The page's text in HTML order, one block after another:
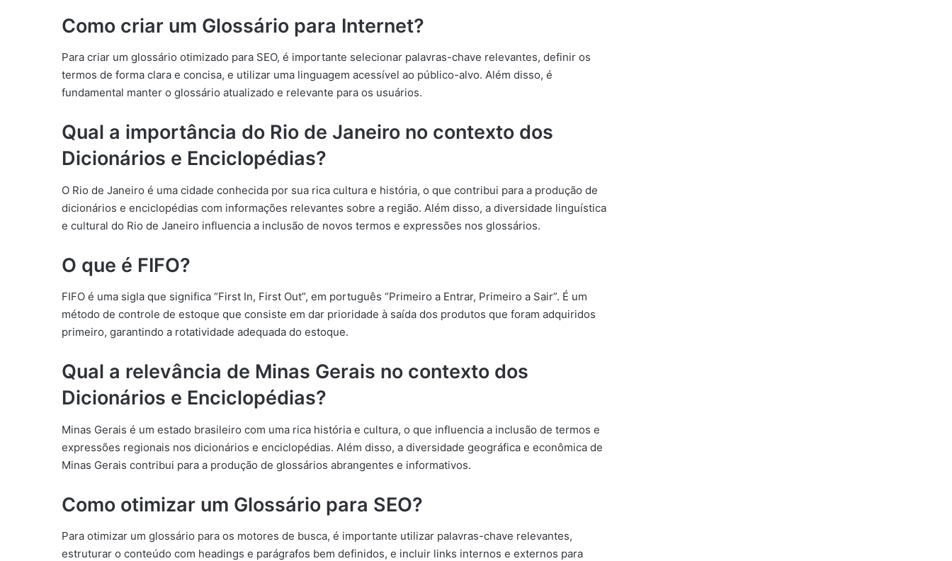
Como criar um Glossário para Internet?
Para criar um glossário otimizado para SEO, é importante selecionar palavras-chave relevantes, definir os
termos de forma clara e concisa, e utilizar uma linguagem acessível ao público-alvo. Além disso, é
fundamental manter o glossário atualizado e relevante para os usuários.
Qual a importância do Rio de Janeiro no contexto dos
Dicionários e Enciclopédias?
O Rio de Janeiro é uma cidade conhecida por sua rica cultura e história, o que contribui para a produção de
dicionários e enciclopédias com informações relevantes sobre a região. Além disso, a diversidade linguística
e cultural do Rio de Janeiro influencia a inclusão de novos termos e expressões nos glossários.
O que é FIFO?
FIFO é uma sigla que significa “First In, First Out”, em português “Primeiro a Entrar, Primeiro a Sair”. É um
método de controle de estoque que consiste em dar prioridade à saída dos produtos que foram adquiridos
primeiro, garantindo a rotatividade adequada do estoque.
Qual a relevância de Minas Gerais no contexto dos
Dicionários e Enciclopédias?
Minas Gerais é um estado brasileiro com uma rica história e cultura, o que influencia a inclusão de termos e
expressões regionais nos dicionários e enciclopédias. Além disso, a diversidade geográfica e econômica de
Minas Gerais contribui para a produção de glossários abrangentes e informativos.
Como otimizar um Glossário para SEO?
Para otimizar um glossário para os motores de busca, é importante utilizar palavras-chave relevantes,
estruturar o conteúdo com headings e parágrafos bem definidos, e incluir links internos e externos para